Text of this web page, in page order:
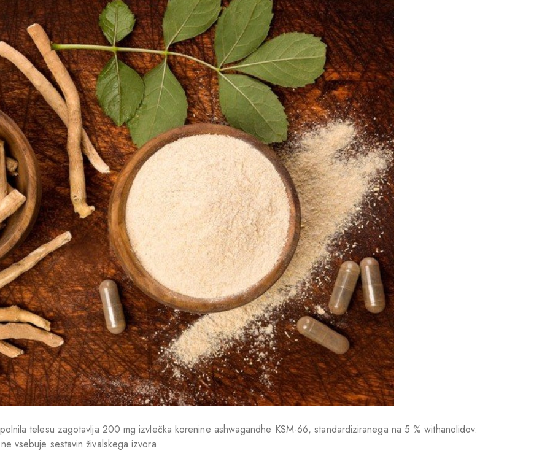
telesu zagotavlja 200 mg izvlečka korenine ashwagandhe KSM-66, standardiziranega na 5 % withanolidov.
vsebuje sestavin živalskega izvora.